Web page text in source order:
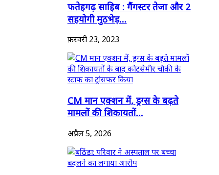
फतेहगढ़ साहिब : गैंगस्टर तेजा और 2
सहयोगी मुठभेड़...
फ़रवरी 23, 2023
CM मान एक्शन में, ड्रग्स के बढ़ते
मामलों की शिकायतों...
अप्रैल 5, 2026